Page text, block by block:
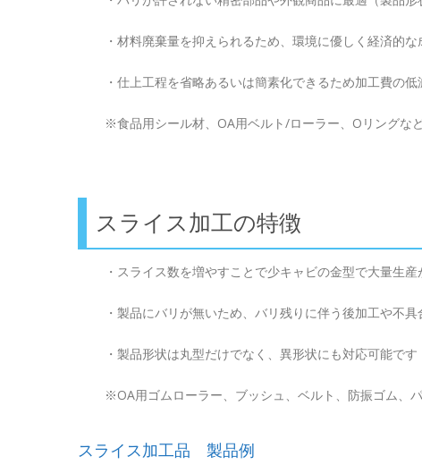
・材料廃棄量を抑えられるため、環境に優しく経済的
・仕上工程を省略あるいは簡素化できるため加工費の
※食品用シール材、OA用ベルト/ローラー、Oリングな
スライス加工の特徴
・スライス数を増やすことで少キャビの金型で大量生
・製品にバリが無いため、バリ残りに伴う後加工や不
・製品形状は丸型だけでなく、異形状にも対応可能です
※OA用ゴムローラー、ブッシュ、ベルト、防振ゴム、
スライス加工品 製品例